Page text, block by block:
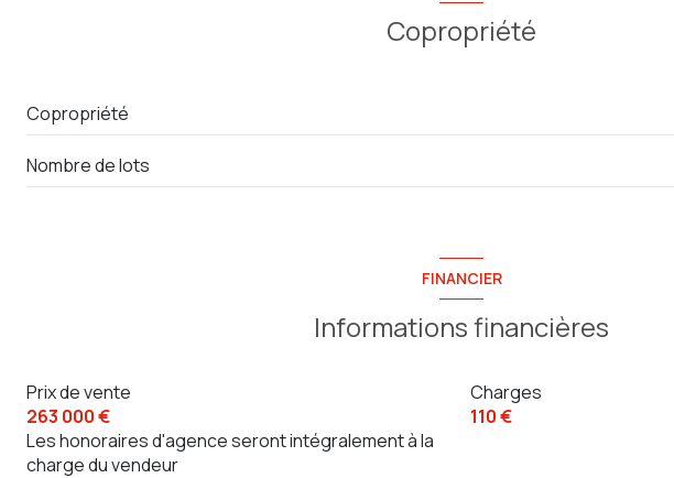
interphone
Copropriété
Copropriété
Nombre de lots
FINANCIER
Informations financières
Prix de vente
263 000 €
Les honoraires d'agence seront intégralement à la
charge du vendeur
Charges
110 €